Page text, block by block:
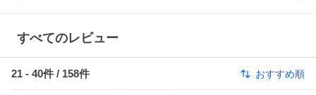
すべてのレビュー
21 - 40件 / 158件 おすすめ順